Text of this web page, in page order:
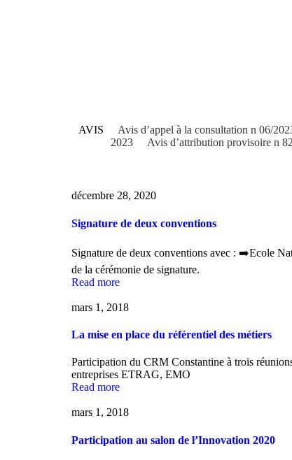
AVIS Avis d’appel à la consultation n 06/
2023
Avis d’attribution provisoire n
décembre 28, 2020
Signature de deux conventions
Signature de deux conventions avec : ➡️Ecole
de la cérémonie de signature.
Read more
mars 1, 2018
La mise en place du référentiel des métiers
Participation du CRM Constantine à trois
entreprises ETRAG, EMO
Read more
mars 1, 2018
Participation au salon de l’Innovation 2020